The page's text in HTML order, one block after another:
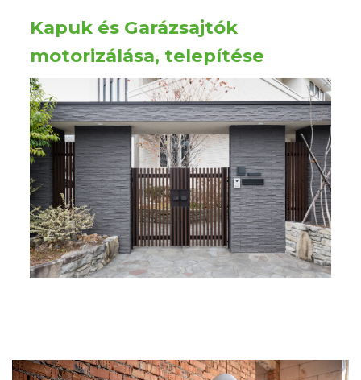
Kapuk és Garázsajtók
motorizálása, telepítése